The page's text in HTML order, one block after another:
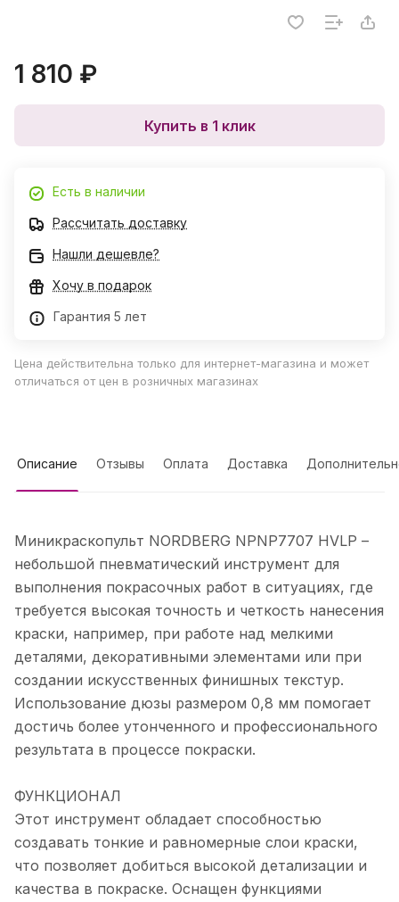
1 810 ₽
Купить в 1 клик
Есть в наличии
Рассчитать доставку
Нашли дешевле?
Хочу в подарок
Гарантия 5 лет
Цена действительна только для интернет-магазина и может
отличаться от цен в розничных магазинах
Описание Отзывы Оплата Доставка
Миникраскопульт NORDBERG NPNP7707 HVLP –
небольшой пневматический инструмент для
выполнения покрасочных работ в ситуациях, где
требуется высокая точность и четкость нанесения
краски, например, при работе над мелкими
деталями, декоративными элементами или при
создании искусственных финишных текстур.
Использование дюзы размером 0,8 мм помогает
достичь более утонченного и профессионального
результата в процессе покраски.
ФУНКЦИОНАЛ
Этот инструмент обладает способностью
создавать тонкие и равномерные слои краски,
что позволяет добиться высокой детализации и
качества в покраске. Оснащен функциями